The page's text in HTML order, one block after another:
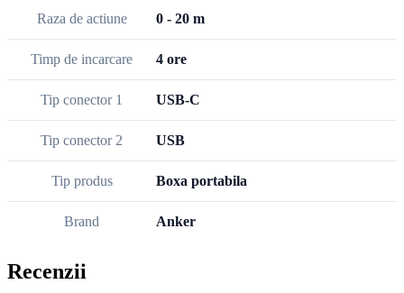
Raza de actiune 0 - 20 m
Timp de incarcare 4 ore
Tip conector 1 USB-C
Tip conector 2 USB
Tip produs Boxa portabila
Brand Anker
Recenzii